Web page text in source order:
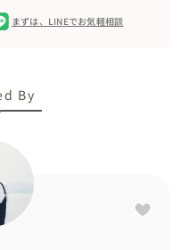
まずは、 LINEでお気軽相談
By